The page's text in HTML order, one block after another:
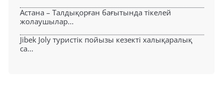
Астана – Талдықорған бағытында тікелей
жолаушылар...
Jibek Joly туристік пойызы кезекті халықаралық
са...